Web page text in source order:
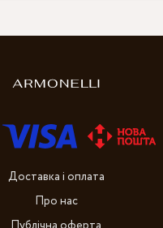
Доставка і оплата
Про нас